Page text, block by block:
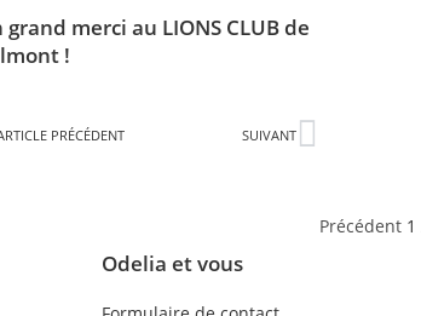
grand merci au LIONS CLUB de
!
PRÉCÉDENT SUIVANT
Précédent 1
Odelia et vous